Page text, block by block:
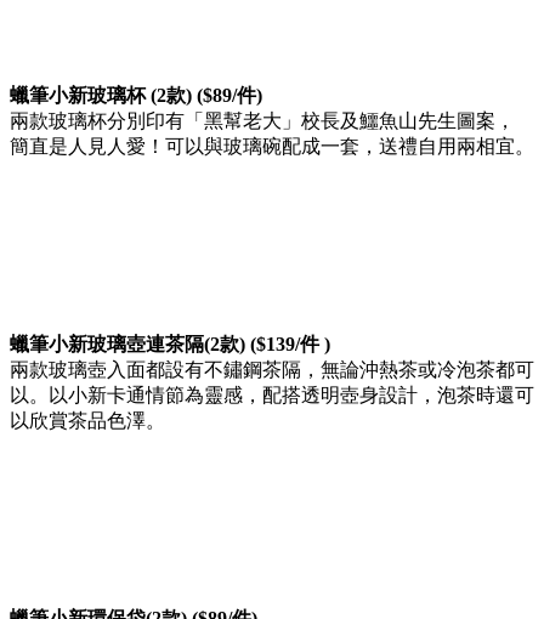
蠟筆小新玻璃杯 (2款) ($89/件)
兩款玻璃杯分別印有「黑幫老大」校長及鱷魚山先生圖案，
簡直是人見人愛！可以與玻璃碗配成一套，送禮自用兩相宜。
蠟筆小新玻璃壺連茶隔(2款) ($139/件 )
兩款玻璃壺入面都設有不鏽鋼茶隔，無論沖熱茶或冷泡茶都可
以。以小新卡通情節為靈感，配搭透明壺身設計，泡茶時還可
以欣賞茶品色澤。